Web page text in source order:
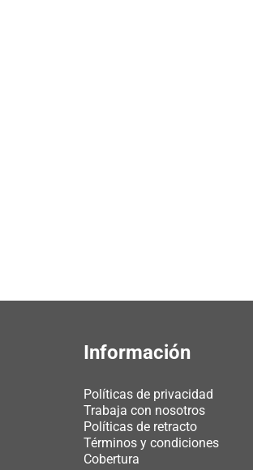
Información
Políticas de privacidad
Trabaja con nosotros
Políticas de retracto
Términos y condiciones
Cobertura